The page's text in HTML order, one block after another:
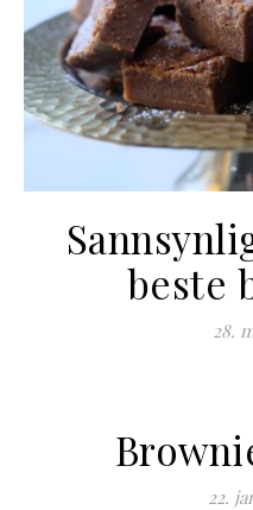
beste
28.
22.